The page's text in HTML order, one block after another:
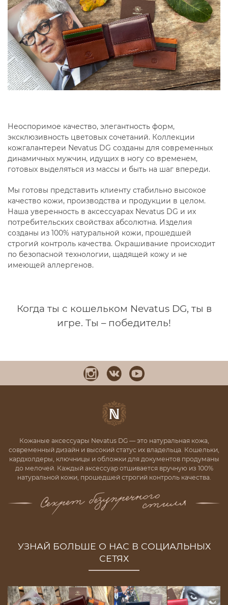
Неоспоримое качество, элегантность форм,
эксклюзивность цветовых сочетаний. Коллекции
кожгалантереи Nevatus DG созданы для современных
динамичных мужчин, идущих в ногу со временем,
готовых выделяться из массы и быть на шаг впереди.
Мы готовы представить клиенту стабильно высокое
качество кожи, производства и продукции в целом.
Наша уверенность в аксессуарах Nevatus DG и их
потребительских свойствах абсолютна. Изделия
созданы из 100% натуральной кожи, прошедшей
строгий контроль качества. Окрашивание происходит
по безопасной технологии, щадящей кожу и не
имеющей аллергенов.
Когда ты с кошельком Nevatus DG, ты в
игре. Ты – победитель!
Кожаные аксессуары Nevatus DG — это натуральная кожа,
современный дизайн и высокий статус их владельца. Кошельки,
кардхолдеры, ключницы и обложки для документов продуманы
до мелочей. Каждый аксессуар отшивается вручную из 100%
натуральной кожи, прошедшей строгий контроль качества.
УЗНАЙ БОЛЬШЕ О НАС В СОЦИАЛЬНЫХ
СЕТЯХ